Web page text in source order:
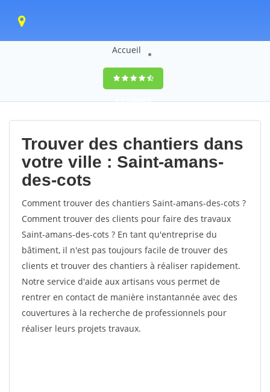
Accueil
9,5(100%)0
votes
Trouver des chantiers dans
votre ville : Saint-amans-
des-cots
Comment trouver des chantiers Saint-amans-des-cots ?
Comment trouver des clients pour faire des travaux
Saint-amans-des-cots ? En tant qu'entreprise du
bâtiment, il n'est pas toujours facile de trouver des
clients et trouver des chantiers à réaliser rapidement.
Notre service d'aide aux artisans vous permet de
rentrer en contact de manière instantannée avec des
couvertures à la recherche de professionnels pour
réaliser leurs projets travaux.